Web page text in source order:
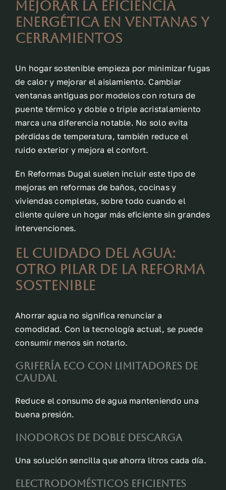
Mejorar la eficiencia
energética en ventanas y
cerramientos
Un hogar sostenible empieza por minimizar fugas
de calor y mejorar el aislamiento. Cambiar
ventanas antiguas por modelos con rotura de
puente térmico y doble o triple acristalamiento
marca una diferencia notable. No solo evita
pérdidas de temperatura, también reduce el
ruido exterior y mejora el confort.
En Reformas Dugal suelen incluir este tipo de
mejoras en reformas de baños, cocinas y
viviendas completas, sobre todo cuando el
cliente quiere un hogar más eficiente sin grandes
intervenciones.
El cuidado del agua:
otro pilar de la reforma
sostenible
Ahorrar agua no significa renunciar a
comodidad. Con la tecnología actual, se puede
consumir menos sin notarlo.
Grifería eco con limitadores de
caudal
Reduce el consumo de agua manteniendo una
buena presión.
Inodoros de doble descarga
Una solución sencilla que ahorra litros cada día.
Electrodomésticos eficientes